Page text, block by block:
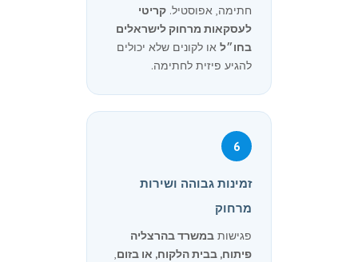
חתימה, אפוסטיל. קריטי
לעסקאות מרחוק לישראלים
בחו״ל או לקונים שלא יכולים
להגיע פיזית לחתימה.
6
זמינות גבוהה ושירות
מרחוק
פגישות במשרד בהרצליה
פיתוח, בבית הלקוח, או בזום,